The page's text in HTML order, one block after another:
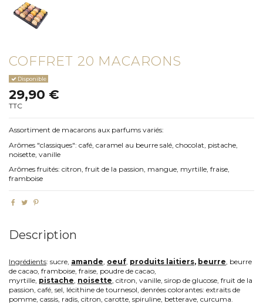
COFFRET 20 MACARONS
Disponible
29,90 €
TTC
Assortiment de macarons aux parfums variés:
Arômes "classiques": café, caramel au beurre salé, chocolat, pistache,
noisette, vanille
Arômes fruités: citron, fruit de la passion, mangue, myrtille, fraise,
framboise
Description
Ingrédients: sucre, amande oeuf produits laitiers, beurre , beurre
de cacao, framboise, fraise, poudre de cacao,
myrtille, pistache noisette citron, vanille, sirop de glucose, fruit de la
passion, café, sel, lécithine de tournesol, denrées colorantes: extraits de
pomme, cassis, radis, citron, carotte, spiruline, betterave, curcuma.